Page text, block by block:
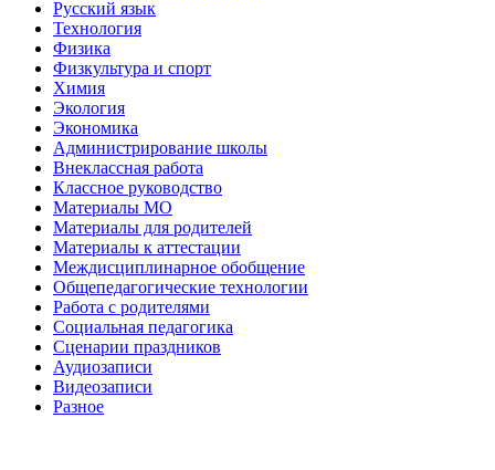
Русский язык
Технология
Физика
Физкультура и спорт
Химия
Экология
Экономика
Администрирование школы
Внеклассная работа
Классное руководство
Материалы МО
Материалы для родителей
Материалы к аттестации
Междисциплинарное обобщение
Общепедагогические технологии
Работа с родителями
Социальная педагогика
Сценарии праздников
Аудиозаписи
Видеозаписи
Разное